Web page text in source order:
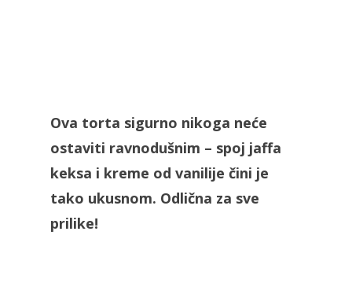
Ova torta sigurno nikoga neće
ostaviti ravnodušnim – spoj jaffa
keksa i kreme od vanilije čini je
tako ukusnom. Odlična za sve
prilike!